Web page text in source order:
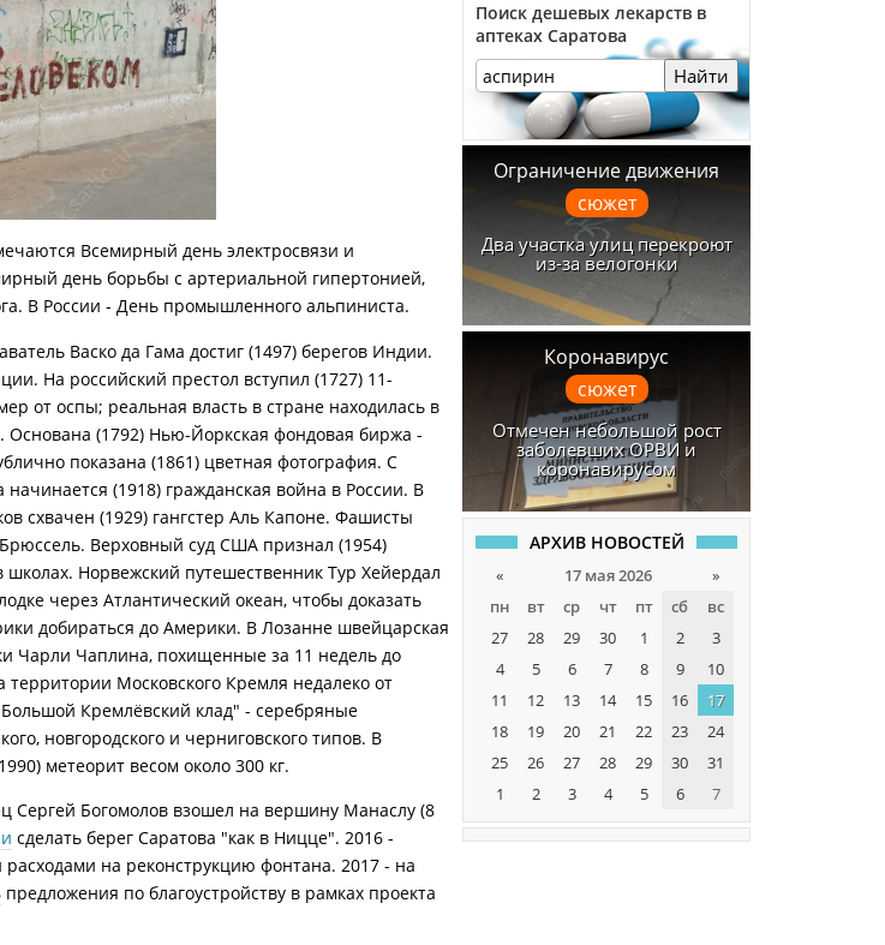
Всемирный день электросвязи и
день борьбы с артериальной гипертонией,
В России - День промышленного альпиниста.
Васко да Гама достиг (1497) берегов Индии.
На российский престол вступил (1727) 11-
от оспы; реальная власть в стране находилась в
Основана (1792) Нью-Йоркская фондовая биржа -
показана (1861) цветная фотография. С
начинается (1918) гражданская война в России. В
схвачен (1929) гангстер Аль Капоне. Фашисты
Верховный суд США признал (1954)
Норвежский путешественник Тур Хейердал
через Атлантический океан, чтобы доказать
добираться до Америки. В Лозанне швейцарская
Чарли Чаплина, похищенные за 11 недель до
Московского Кремля недалеко от
Кремлёвский клад" - серебряные
новгородского и черниговского типов. В
метеорит весом около 300 кг.
Сергей Богомолов взошел на вершину Манаслу (8
сделать берег Саратова "как в Ницце". 2016 -
на реконструкцию фонтана. 2017 - на
предложения по благоустройству в рамках проекта
Поиск дешевых лекарств в
аптеках Саратова
Найти
Ограничение движения
сюжет
Два участка улиц перекроют
из-за велогонки
Коронавирус
сюжет
Отмечен небольшой рост
заболевших ОРВИ и
коронавирусом
АРХИВ НОВОСТЕЙ
« 17 мая 2026
»
пн
вт ср чт пт сб
вс
27
28 29 30 1 2
3
4
5 6 7 8 9
10
11
12 13 14 15 16
17
18
19 20 21 22 23
24
25
26 27 28 29 30
31
1
2 3 4 5 6 7